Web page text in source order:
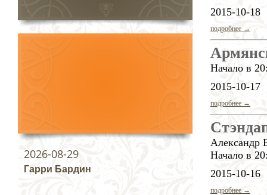
2015-10-18
подробнее →
Начало в
2015-10-17
подробнее →
Александр
Начало в
2015-10-16
подробнее →
2026-08-29
Гарри Бардин